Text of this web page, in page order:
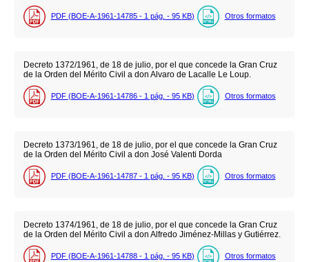
PDF (BOE-A-1961-14785 - 1 pág. - 95 KB) Otros formatos
Decreto 1372/1961, de 18 de julio, por el que concede la Gran Cruz
de la Orden del Mérito Civil a don Alvaro de Lacalle Le Loup.
PDF (BOE-A-1961-14786 - 1 pág. - 95 KB) Otros formatos
Decreto 1373/1961, de 18 de julio, por el que concede la Gran Cruz
de la Orden del Mérito Civil a don José Valenti Dorda
PDF (BOE-A-1961-14787 - 1 pág. - 95 KB) Otros formatos
Decreto 1374/1961, de 18 de julio, por el que concede la Gran Cruz
de la Orden del Mérito Civil a don Alfredo Jiménez-Millas y Gutiérrez.
PDF (BOE-A-1961-14788 - 1 pág. - 95 KB) Otros formatos